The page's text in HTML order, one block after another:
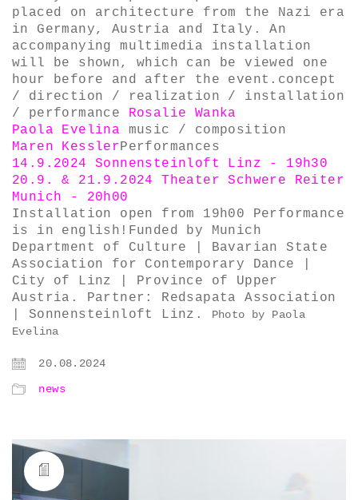
placed on architecture from the Nazi era
in Germany, Austria and Italy. An
accompanying multimedia installation
will be shown, which can be viewed one
hour before and after the event. ​ concept
/ direction / realization / installation
/ performance Rosalie Wanka
Paola Evelina music / composition
Maren Kessler​ Performances
14.9.2024 Sonnensteinloft Linz - 19h30
20.9. & 21.9.2024 Theater Schwere Reiter
Munich - 20h00
Installation open from 19h00 Performance
is in english! ​ Funded by Munich
Department of Culture | Bavarian State
Association for Contemporary Dance |
City of Linz | Province of Upper
Austria. Partner: Redsapata Association
| Sonnensteinloft Linz.
Photo by Paola
Evelina
20.08.2024
news